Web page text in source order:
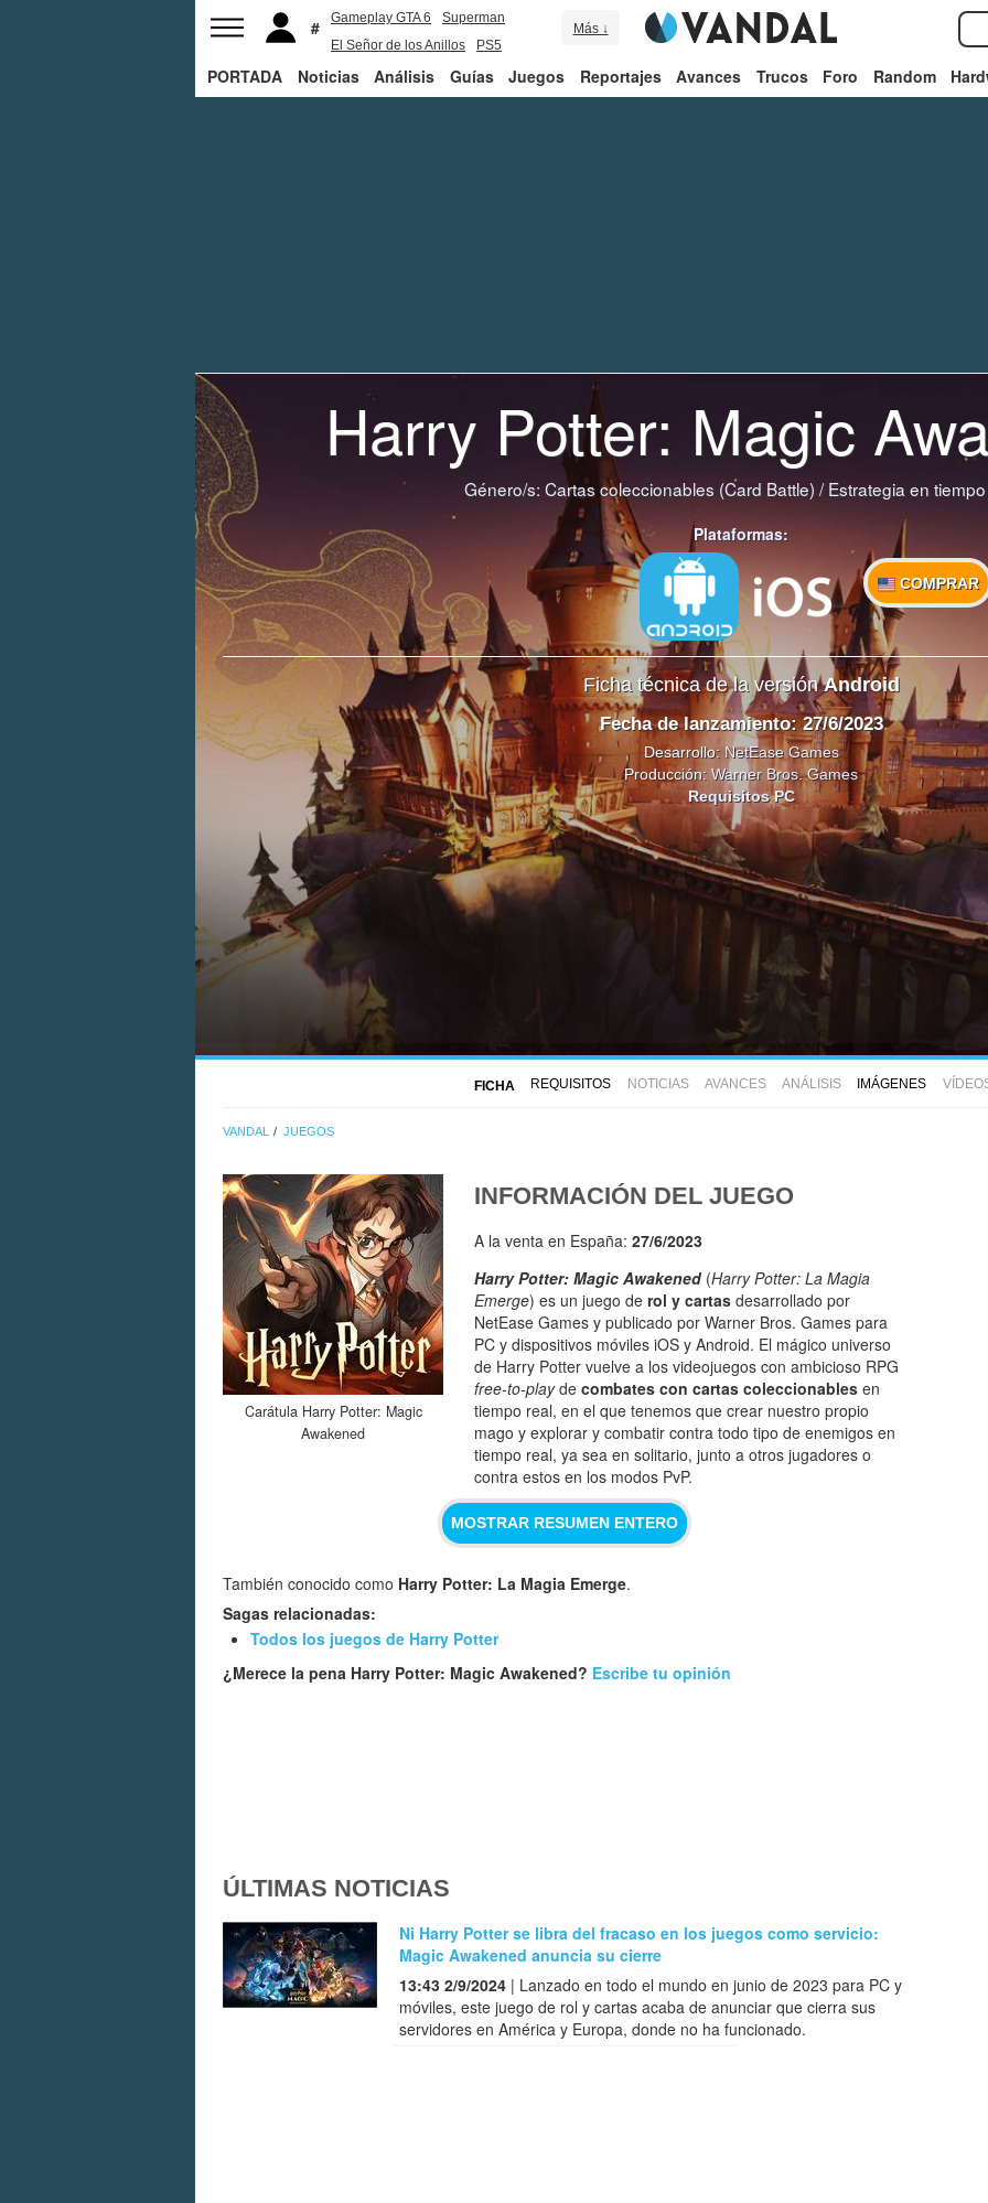
Gameplay GTA 6
Superman
El Señor de los Anillos
PS5
Más ↓
PORTADA Noticias Análisis Guías Juegos Reportajes Avances Trucos Foro Random
Harry Potter: Magic
Género/s: Cartas coleccionables (Card Battle) /Estrategia en
Plataformas:
COMPRAR
Ficha técnica de la versiónAndroid
Fecha de lanzamiento: 27/6/2023
Desarrollo:NetEase Games
Producción: Warner Bros. Games
Requisitos PC
FICHA REQUISITOS NOTICIAS AVANCES ANÁLISIS IMÁGENES
VANDAL JUEGOS
Carátula Harry Potter: Magic
Awakened
INFORMACIÓN DEL JUEGO
A la venta en España: 27/6/2023
Harry Potter: Magic Awakened(Harry Potter: La Magia
Emerge) es un juego de rol y cartas desarrollado por
NetEase Games y publicado por Warner Bros. Games para
PC y dispositivos móviles iOS y Android. El mágico universo
de Harry Potter vuelve a los videojuegos con ambicioso RPG
free-to-playde combates con cartas coleccionables en
tiempo real, en el que tenemos que crear nuestro propio
mago y explorar y combatir contra todo tipo de enemigos en
tiempo real, ya sea en solitario, junto a otros jugadores o
contra estos en los modos PvP.
MOSTRAR RESUMEN ENTERO
También conocido como Harry Potter: La Magia Emerge.
Sagas relacionadas:
Todos los juegos de Harry Potter
¿Merece la pena Harry Potter: Magic Awakened? Escribe tu opinión
ÚLTIMAS NOTICIAS
Ni Harry Potter se libra del fracaso en los juegos como servicio:
Magic Awakened anuncia su cierre
13:43 2/9/2024 | Lanzado en todo el mundo en junio de 2023 para PC y
móviles, este juego de rol y cartas acaba de anunciar que cierra sus
servidores en América y Europa, donde no ha funcionado.